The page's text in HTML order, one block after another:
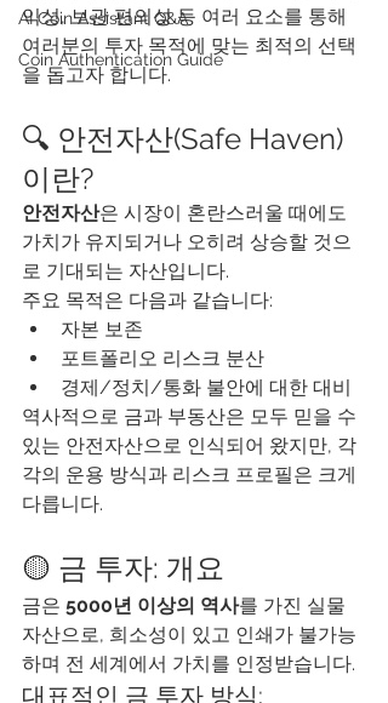
AI Coin Assistant Q&A
Coin Authentication Guide
익성, 보관 편의성 등 여러 요소를 통해
여러분의 투자 목적에 맞는 최적의 선택
을 돕고자 합니다.
🔍 안전자산(Safe Haven)
이란?
안전자산은 시장이 혼란스러울 때에도
가치가 유지되거나 오히려 상승할 것으
로 기대되는 자산입니다.
주요 목적은 다음과 같습니다:
자본 보존
포트폴리오 리스크 분산
경제/정치/통화 불안에 대한 대비
역사적으로 금과 부동산은 모두 믿을 수
있는 안전자산으로 인식되어 왔지만, 각
각의 운용 방식과 리스크 프로필은 크게
다릅니다.
🟡 금 투자: 개요
금은 5000년 이상의 역사를 가진 실물
자산으로, 희소성이 있고 인쇄가 불가능
하며 전 세계에서 가치를 인정받습니다.
대표적인 금 투자 방식: